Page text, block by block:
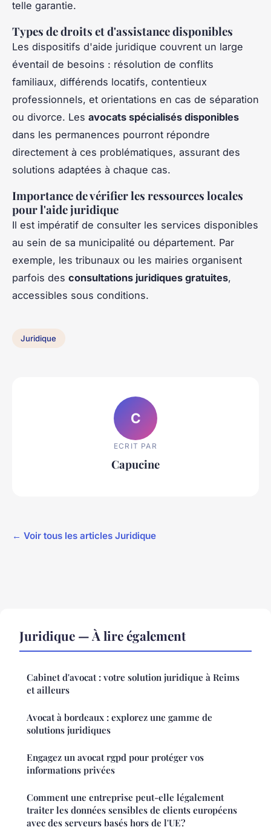
telle garantie.
Types de droits et d'assistance disponibles
Les dispositifs d'aide juridique couvrent un large
éventail de besoins : résolution de conflits
familiaux, différends locatifs, contentieux
professionnels, et orientations en cas de séparation
ou divorce. Les avocats spécialisés disponibles
dans les permanences pourront répondre
directement à ces problématiques, assurant des
solutions adaptées à chaque cas.
Importance de vérifier les ressources locales
pour l'aide juridique
Il est impératif de consulter les services disponibles
au sein de sa municipalité ou département. Par
exemple, les tribunaux ou les mairies organisent
parfois des consultations juridiques gratuites,
accessibles sous conditions.
Juridique
C
ECRIT PAR
Capucine
← Voir tous les articles Juridique
Juridique — À lire également
Cabinet d'avocat : votre solution juridique à Reims
et ailleurs
Avocat à bordeaux : explorez une gamme de
solutions juridiques
Engagez un avocat rgpd pour protéger vos
informations privées
Comment une entreprise peut-elle légalement
traiter les données sensibles de clients européens
avec des serveurs basés hors de l'UE?